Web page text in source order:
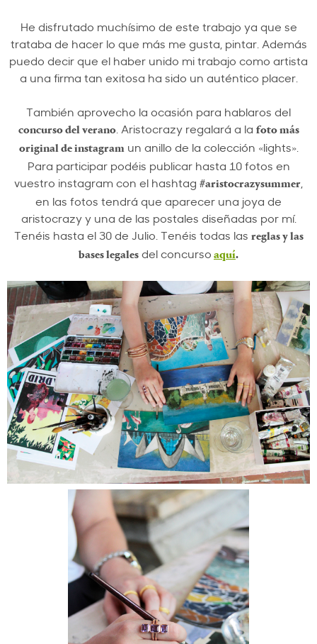
He disfrutado muchísimo de este trabajo ya que se
trataba de hacer lo que más me gusta, pintar. Además
puedo decir que el haber unido mi trabajo como artista
a una firma tan exitosa ha sido un auténtico placer.
También aprovecho la ocasión para hablaros del
concurso del verano. Aristocrazy regalará a la foto más
original de instagramun anillo de la colección «lights».
Para participar podéis publicar hasta 10 fotos en
vuestro instagram con el hashtag #aristocrazysummer,
en las fotos tendrá que aparecer una joya de
aristocrazy y una de las postales diseñadas por mí.
Tenéis hasta el 30 de Julio. Tenéis todas las reglas y las
bases legales del concurso aquí.